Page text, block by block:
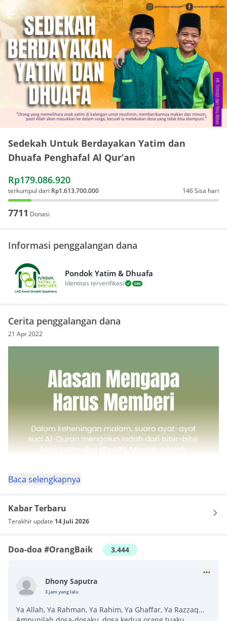
Sedekah Untuk Berdayakan Yatim dan
Dhuafa Penghafal Al Qur’an
Rp179.086.920
terkumpul dari Rp1.613.700.000 146Sisa hari
7711 Donasi
Informasi penggalangan dana
Pondok Yatim & Dhuafa
Identitas terverifikasi
Cerita penggalangan dana
21 Apr 2022
Baca selengkapnya
Kabar Terbaru
Terakhir update 14 Juli 2026
Doa-doa #OrangBaik 3.444
Dhony Saputra
3 jam yang lalu
Ya Allah, Ya Rahman, Ya Rahim, Ya Ghaffar, Ya Razzaq…